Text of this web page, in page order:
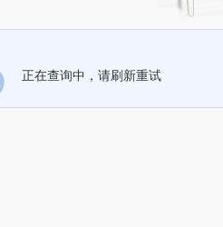
正在查询中，请刷新重试